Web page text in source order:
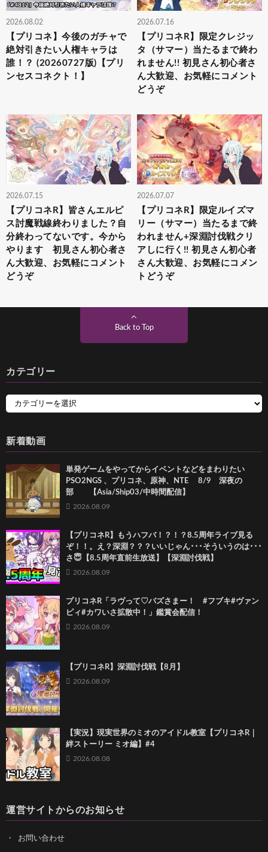
2026.08.02
【プリコネ】今後のガチャで
絶対引きたい人権キャラは
誰！？ (20260727版)【プリ
ンセスコネクト！】
2026.07.16
【プリコネR】限定クレジッ
タ（サマー）当たるまで終わ
れません!! 初見さん初心者さ
ん大歓迎、お気軽にコメント
どうぞ
2026.07.15
【プリコネR】皆さんエルピ
ス討魔戦線終わりました？自
分終わってないです。今から
やります 初見さん初心者さ
ん大歓迎、お気軽にコメント
どうぞ
2026.07.07
【プリコネR】限定ルイズマ
リー（サマー）当たるまで終
われません+深淵討伐戦クリ
アしに行く!! 初見さん初心者
さん大歓迎、お気軽にコメン
トどうぞ
Back to Top
カテゴリー
新着動画
単発ゲームをやってからイベントなどをまわりたい
PSO2NGS 、プリコネ、原神、NTE 8/9 深夜の
部 【Asia/Ship03/中時間配信】
2026.08.09
【プリコネR】もうハフバ！？！？8.5周年ライブ見る
ぞ！！。え？深淵？？？いいじゃん･･･そういうのは･･･
さ😇【8.5周年直前生放送】【深淵討伐戦】
2026.08.09
プリコネR「ラヴって♡バズさまー！ #フブキ#ヴァン
ピィ#カワいさ拡散中！」鑑賞会配信！
2026.08.09
【プリコネR】深淵討伐戦【8月】
2026.08.09
【実況】現実世界のミオのアイドル教室【プリコネR｜
絆ストーリー ミオ編】#4
2026.08.08
運営サイトからのお知らせ
お問い合わせ